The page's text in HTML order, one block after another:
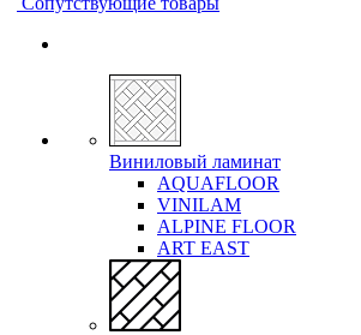
Виниловый ламинат
AQUAFLOOR
VINILAM
ALPINE FLOOR
ART EAST